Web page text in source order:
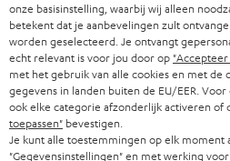
v
o
o
r
n
Categorieën
HOME CINEMA SPEAKERS
Bedrijf
onze basisinstelling, waarbij wij alleen
betekent dat je aanbevelingen zult
worden geselecteerd. Je ontvangt
echt relevant is voor jou door op "Accepteer
met het gebruik van alle cookies en met de
gegevens in landen buiten de EU/EER.
ook elke categorie afzonderlijk activeren of
toepassen" bevestigen.
Je kunt alle toestemmingen op elk moment
"Gegevensinstellingen" en met werking